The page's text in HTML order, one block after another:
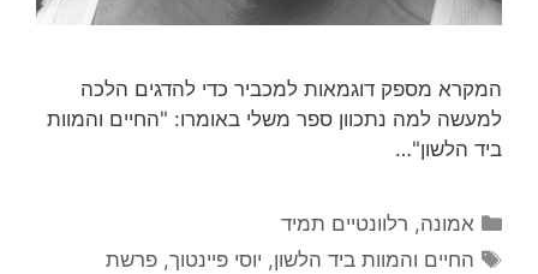
המקרא מספק דוגמאות למכביר כדי להדגים הלכה
למעשה למה נתכוון ספר משלי באומרו: "החיים והמוות
ביד הלשון"…
קטגוריות
אמונה, רלוונטיים תמיד
תגיות
החיים והמוות ביד הלשון, יוסי פיינטוך,פרשת